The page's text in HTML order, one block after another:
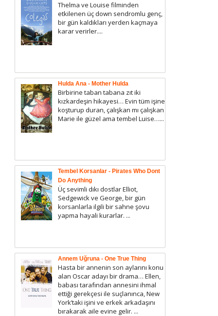
Thelma ve Louise filminden
etkilenen üç down sendromlu genç,
bir gün kaldıkları yerden kaçmaya
karar verirler....
Hulda Ana - Mother Hulda
Birbirine taban tabana zıt iki
kızkardeşin hikayesi… Evin tüm işine
koşturup duran, çalışkan mı çalışkan
Marie ile güzel ama tembel Luise…...
Tembel Korsanlar - Pirates Who Dont
Do Anything
Üç sevimli dıkı dostlar Elliot,
Sedgewick ve George, bir gün
korsanlarla ilgili bir sahne şovu
yapma hayali kurarlar. ...
Annem Uğruna - One True Thing
Hasta bir annenin son aylarını konu
alan Oscar adayı bir drama… Ellen,
babası tarafından annesini ihmal
ettiği gerekçesi ile suçlanınca, New
York’taki işini ve erkek arkadaşını
bırakarak aile evine gelir. ...